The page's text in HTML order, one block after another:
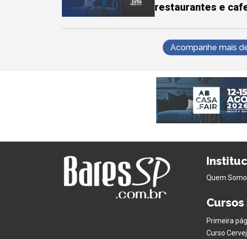
restaurantes e
Acompanhe mais
Quem
Cursos
Primeira
Curso